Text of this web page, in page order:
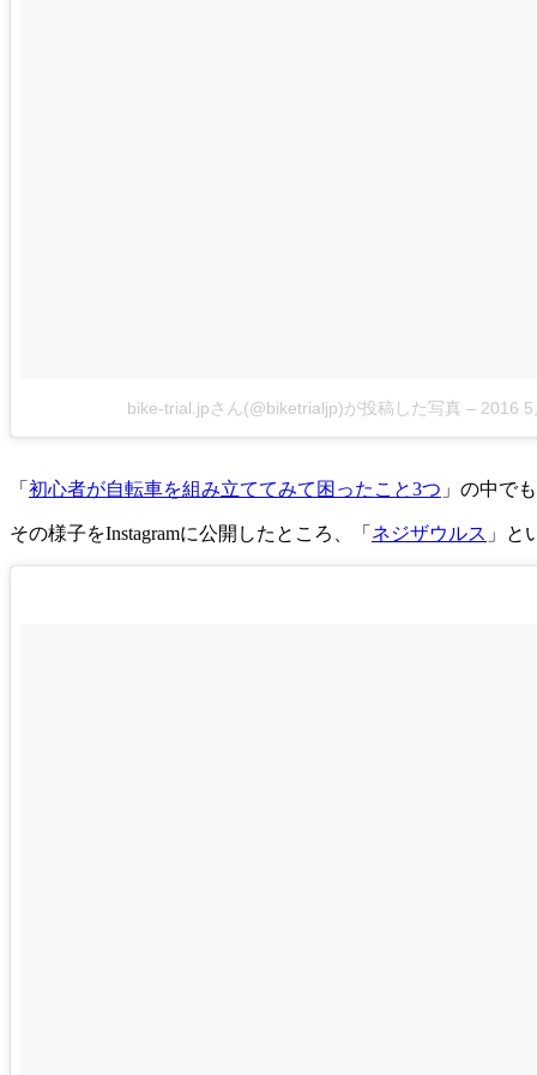
bike-trial.jpさん(@biketrialjp)が投稿した写真 – 2016
「 初心者が自転車を組み立ててみて困ったこと3つ 」の中で
その様子をInstagramに公開したところ、「 ネジザウルス 」と